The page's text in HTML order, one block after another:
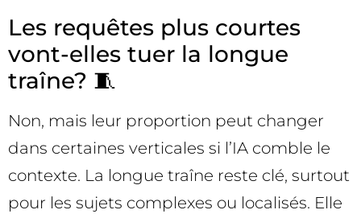
Les requêtes plus courtes
vont-elles tuer la longue
traîne? 🧵
Non, mais leur proportion peut changer
dans certaines verticales si l’IA comble le
contexte. La longue traîne reste clé, surtout
pour les sujets complexes ou localisés. Elle